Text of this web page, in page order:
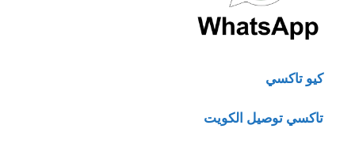
كيو تاكسي
تاكسي توصيل الكويت